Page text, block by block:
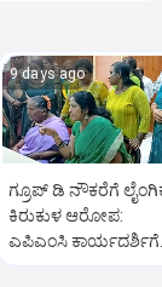
9 days ago
ಗ್ರೂಪ್ ಡಿ ನೌಕರೆಗೆ
ಕಿರುಕುಳ ಆರೋಪ:
ಎಪಿಎಂಸಿ ಕಾರ್ಯದರ್ಶಿಗೆ